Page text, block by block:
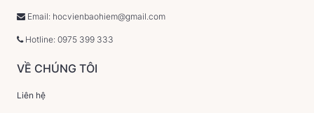
Email: hocvienbaohiem@gmail.com
Hotline: 0975 399 333
VỀ CHÚNG TÔI
Liên hệ